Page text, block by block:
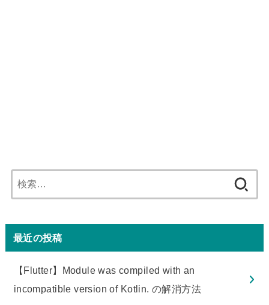
索:
最近の投稿
【Flutter】Module was compiled with an
incompatible version of Kotlin. の解消方法